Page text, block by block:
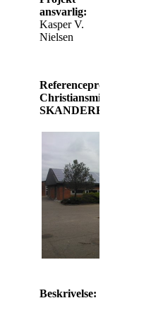
ansvarlig:
Kasper V.
Nielsen
Referenceprojekt –
Christiansmindevej,
SKANDERBORG
Beskrivelse: